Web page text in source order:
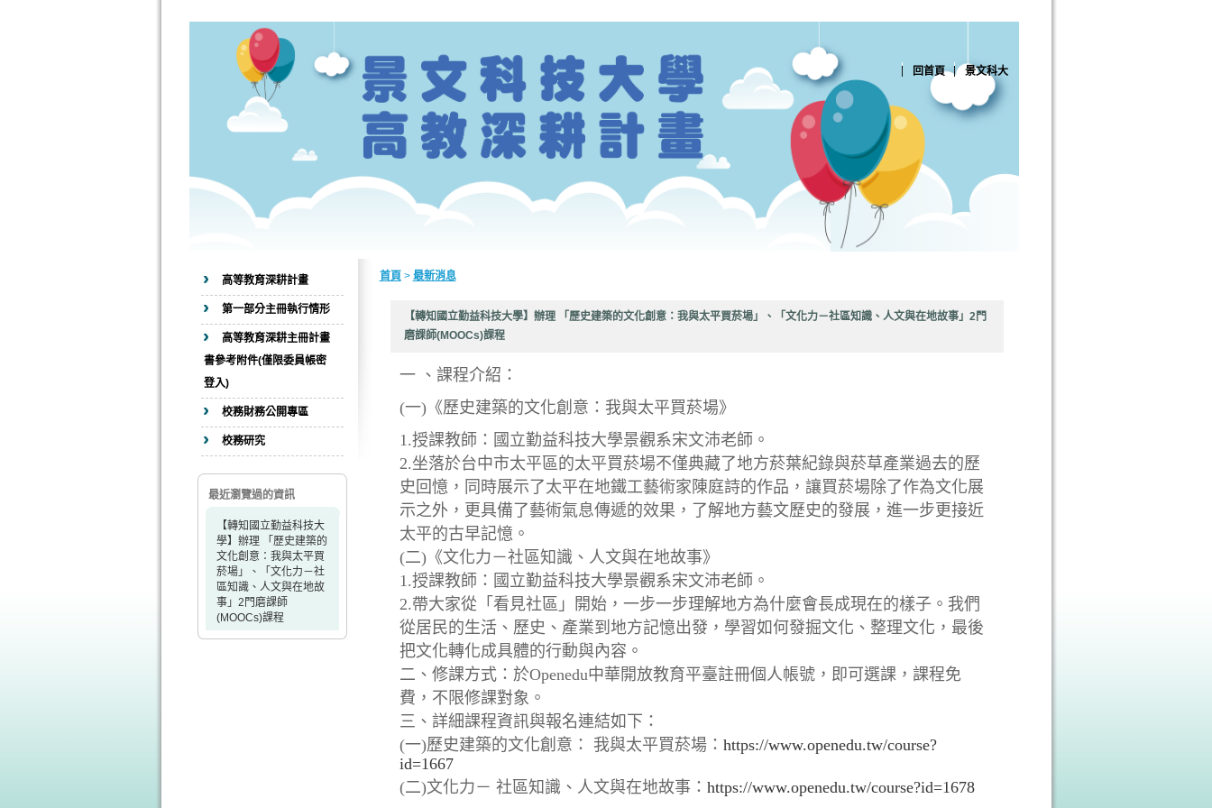
回首頁 景文科大
高等教育深耕計畫
第一部分主冊執行情形
高等教育深耕主冊計畫
書參考附件(僅限委員帳密
登入)
校務財務公開專區
校務研究
最近瀏覽過的資訊
【轉知國立勤益科技大
學】辦理 「歷史建築的
文化創意：我與太平買
菸場」、「文化力－社
區知識、人文與在地故
事」2門磨課師
(MOOCs)課程
首頁 > 最新消息
【轉知國立勤益科技大學】辦理 「歷史建築的文化創意：我與太平買菸場」、「文化力－社區知識、人文與在地故事」2門
磨課師(MOOCs)課程
一 、課程介紹：
(一)《歷史建築的文化創意：我與太平買菸場》
1.授課教師：國立勤益科技大學景觀系宋文沛老師。
2.坐落於台中市太平區的太平買菸場不僅典藏了地方菸葉紀錄與菸草產業過去的歷
史回憶，同時展示了太平在地鐵工藝術家陳庭詩的作品，讓買菸場除了作為文化展
示之外，更具備了藝術氣息傳遞的效果，了解地方藝文歷史的發展，進一步更接近
太平的古早記憶。
(二)《文化力－社區知識、人文與在地故事》
1.授課教師：國立勤益科技大學景觀系宋文沛老師。
2.帶大家從「看見社區」開始，一步一步理解地方為什麼會長成現在的樣子。我們
從居民的生活、歷史、產業到地方記憶出發，學習如何發掘文化、整理文化，最後
把文化轉化成具體的行動與內容。
二、修課方式：於Openedu中華開放教育平臺註冊個人帳號，即可選課，課程免
費，不限修課對象。
三、詳細課程資訊與報名連結如下：
(一)歷史建築的文化創意： 我與太平買菸場： https://www.openedu.tw/course?
id=1667
(二)文化力－ 社區知識、人文與在地故事： https://www.openedu.tw/course?id=1678